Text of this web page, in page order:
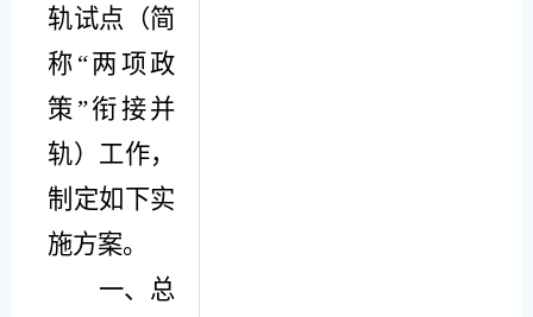
轨试点 （简
称 “两项政
策”衔接并
轨） 工作，
制定如下实
施方案。
一、 总